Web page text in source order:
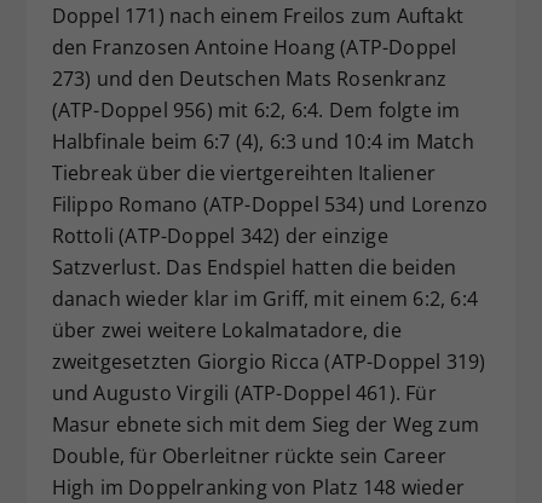
Doppel 171) nach einem Freilos zum Auftakt
den Franzosen Antoine Hoang (ATP-Doppel
273) und den Deutschen Mats Rosenkranz
(ATP-Doppel 956) mit 6:2, 6:4. Dem folgte im
Halbfinale beim 6:7 (4), 6:3 und 10:4 im Match
Tiebreak über die viertgereihten Italiener
Filippo Romano (ATP-Doppel 534) und Lorenzo
Rottoli (ATP-Doppel 342) der einzige
Satzverlust. Das Endspiel hatten die beiden
danach wieder klar im Griff, mit einem 6:2, 6:4
über zwei weitere Lokalmatadore, die
zweitgesetzten Giorgio Ricca (ATP-Doppel 319)
und Augusto Virgili (ATP-Doppel 461). Für
Masur ebnete sich mit dem Sieg der Weg zum
Double, für Oberleitner rückte sein Career
High im Doppelranking von Platz 148 wieder